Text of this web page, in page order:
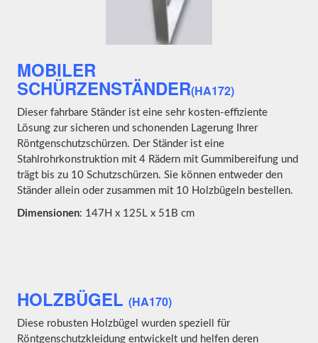
MOBILER
SCHÜRZENSTÄNDER(HA172)
Dieser fahrbare Ständer ist eine sehr kosten-effiziente
Lösung zur sicheren und schonenden Lagerung Ihrer
Röntgenschutzschürzen. Der Ständer ist eine
Stahlrohrkonstruktion mit 4 Rädern mit Gummibereifung und
trägt bis zu 10 Schutzschürzen. Sie können entweder den
Ständer allein oder zusammen mit 10 Holzbügeln bestellen.
Dimensionen: 147H x 125L x 51B cm
HOLZBÜGEL (HA170)
Diese robusten Holzbügel wurden speziell für
Röntgenschutzkleidung entwickelt und helfen deren